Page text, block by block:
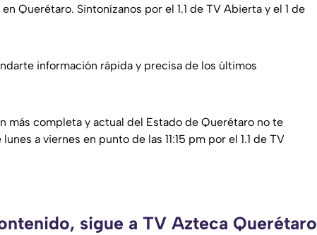
Querétaro. Sintonízanos por el 1.1 de TV Abierta y el 1 de
información rápida y precisa de los últimos
más completa y actual del Estado de Querétaro no te
lunes a viernes en punto de las 11:15 pm por el 1.1 de TV
sigue a TV Azteca Querétaro